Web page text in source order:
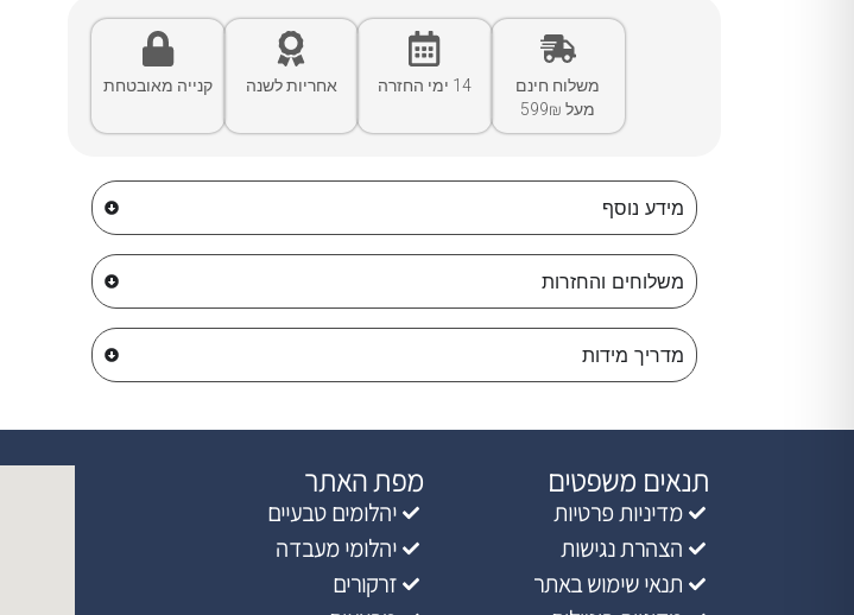
קנייה מאובטחת אחריות לשנה 14 ימי החזרה
משלוח חינם
מעל 599₪
מידע נוסף
משלוחים והחזרות
מדריך מידות
מפת האתר
יהלומים טבעיים
יהלומי מעבדה
זרקורים
תנאים משפטים
מדיניות פרטיות
הצהרת נגישות
תנאי שימוש באתר